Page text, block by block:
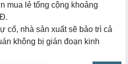
mua lẻ tổng cộng khoảng
cố, nhà sản xuất sẽ bảo trì cả
không bị gián đoạn kinh